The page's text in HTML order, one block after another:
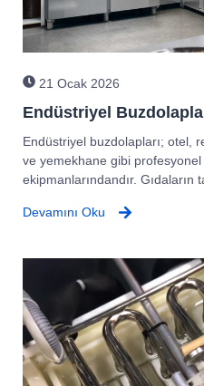
21 Ocak 2026
Endüstriyel
Endüstriyel buzdolapları; otel,
ve yemekhane gibi
ekipmanlarındandır.
Devamını Oku